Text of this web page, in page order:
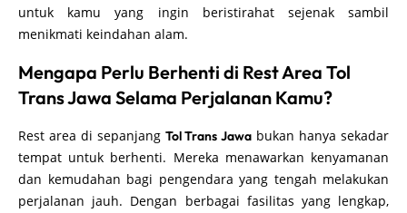
untuk kamu yang ingin beristirahat sejenak sambil
menikmati keindahan alam.
Mengapa Perlu Berhenti di Rest Area Tol
Trans Jawa Selama Perjalanan Kamu?
Rest area di sepanjang Tol Trans Jawa bukan hanya sekadar
tempat untuk berhenti. Mereka menawarkan kenyamanan
dan kemudahan bagi pengendara yang tengah melakukan
perjalanan jauh. Dengan berbagai fasilitas yang lengkap,